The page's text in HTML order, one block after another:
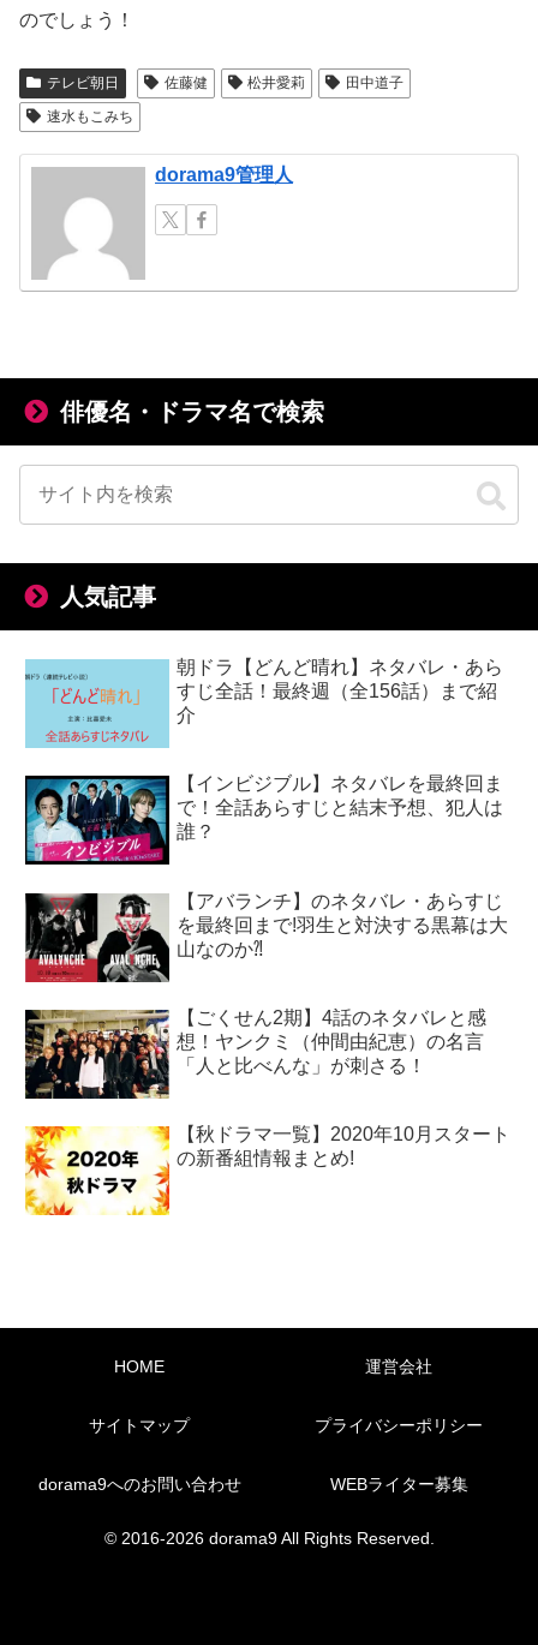
のでしょう！
テレビ朝日 佐藤健 松井愛莉
田中道子
速水もこみち
dorama9管理人
俳優名・ドラマ名で検索
人気記事
朝ドラ【どんど晴れ】ネタバレ・あら
すじ全話！最終週（全156話）まで紹
介
【インビジブル】ネタバレを最終回ま
で！全話あらすじと結末予想、犯人は
誰？
【アバランチ】のネタバレ・あらすじ
を最終回まで!羽生と対決する黒幕は大
山なのか⁈
【ごくせん2期】4話のネタバレと感
想！ヤンクミ（仲間由紀恵）の名言
「人と比べんな」が刺さる！
【秋ドラマ一覧】2020年10月スタート
の新番組情報まとめ!
HOME 運営会社
サイトマップ プライバシーポリシー
dorama9へのお問い合わせ WEBライター募集
© 2016-2026 dorama9 All Rights Reserved.